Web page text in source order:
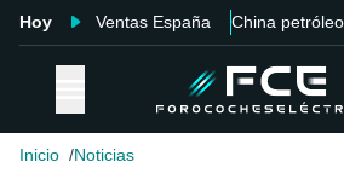
Hoy Ventas España China petróleo
Inicio Noticias